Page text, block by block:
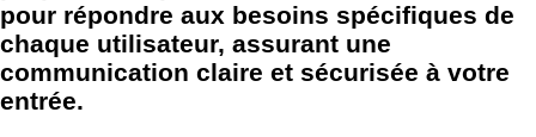
pour répondre aux besoins spécifiques de
chaque utilisateur, assurant une
communication claire et sécurisée à votre
entrée.